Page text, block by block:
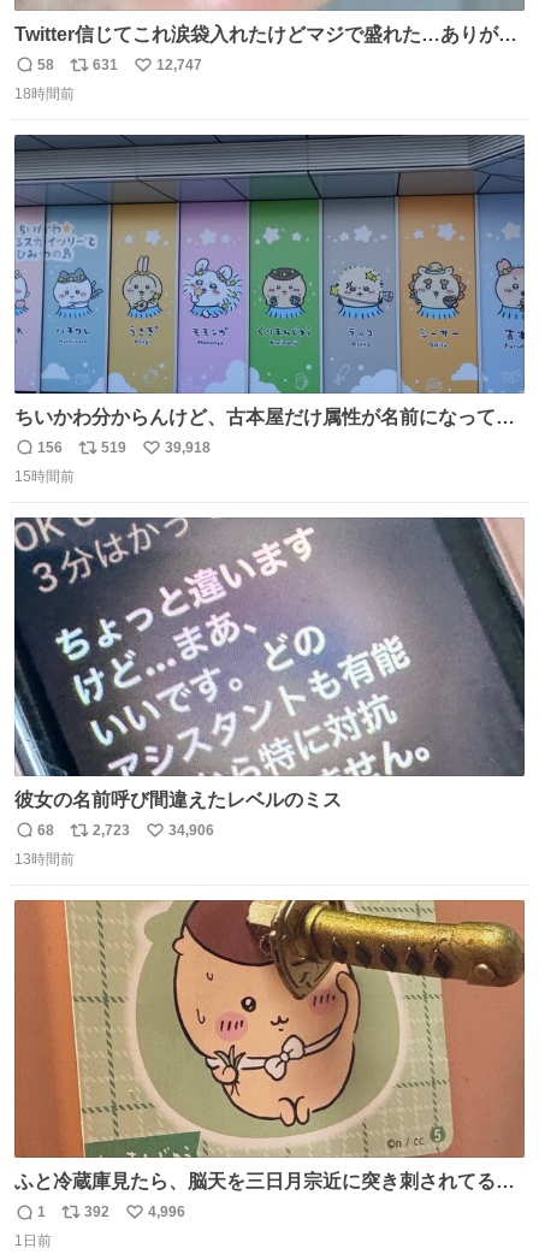
Twitter信じてこれ涙袋入れたけどマジで盛れた…ありがと
う…
返
信
58
リ
ポ
ト
数
631
い
数
12,747
18時間前
ちいかわ分からんけど、古本屋だけ属性が名前になってる
のはどういうこと？
返
信
156
リ
ト
数
519
い
数
39,918
15時間前
彼女の名前呼び間違えたレベルのミス
返
信
68
リ
ポ
ト
数
2,723
い
数
34,906
13時間前
ふと冷蔵庫見たら、脳天を三日月宗近に突き刺されてるく
りまんじゅうパイセンが
返
信
1
リ
392
い
4,996
1日前